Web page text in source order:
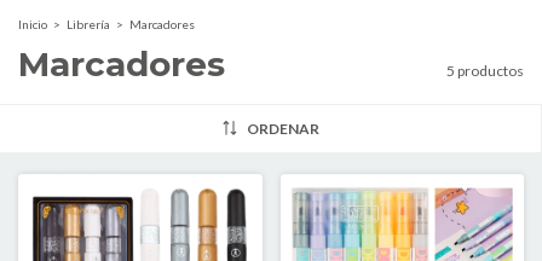
Inicio > Librería > Marcadores
Marcadores 5 productos
ORDENAR